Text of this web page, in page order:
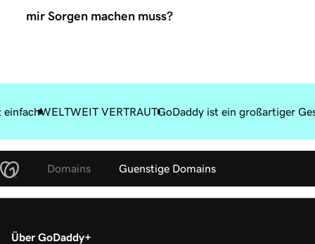
mir Sorgen machen muss?
einfachWELTWEIT VERTRAUTGoDaddy ist ein großartiger
Domains Guenstige Domains
Über GoDaddy